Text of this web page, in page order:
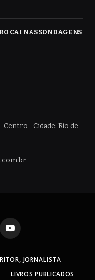
CAI NAS SONDAGENS
Centro –Cidade: Rio de
YouTube
JORNALISTA
LIVROS PUBLICADOS